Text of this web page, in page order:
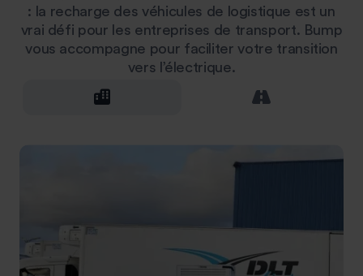
: la recharge des véhicules de logistique est un
vrai défi pour les entreprises de transport. Bump
vous accompagne pour faciliter votre transition
vers l’électrique.
buildings road